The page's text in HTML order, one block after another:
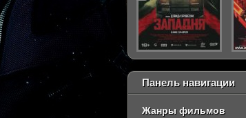
Панель навигации
Жанры фильмов